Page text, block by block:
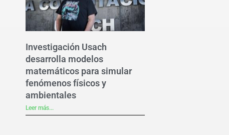
Investigación Usach
desarrolla modelos
matemáticos para simular
fenómenos físicos y
ambientales
Leer más...